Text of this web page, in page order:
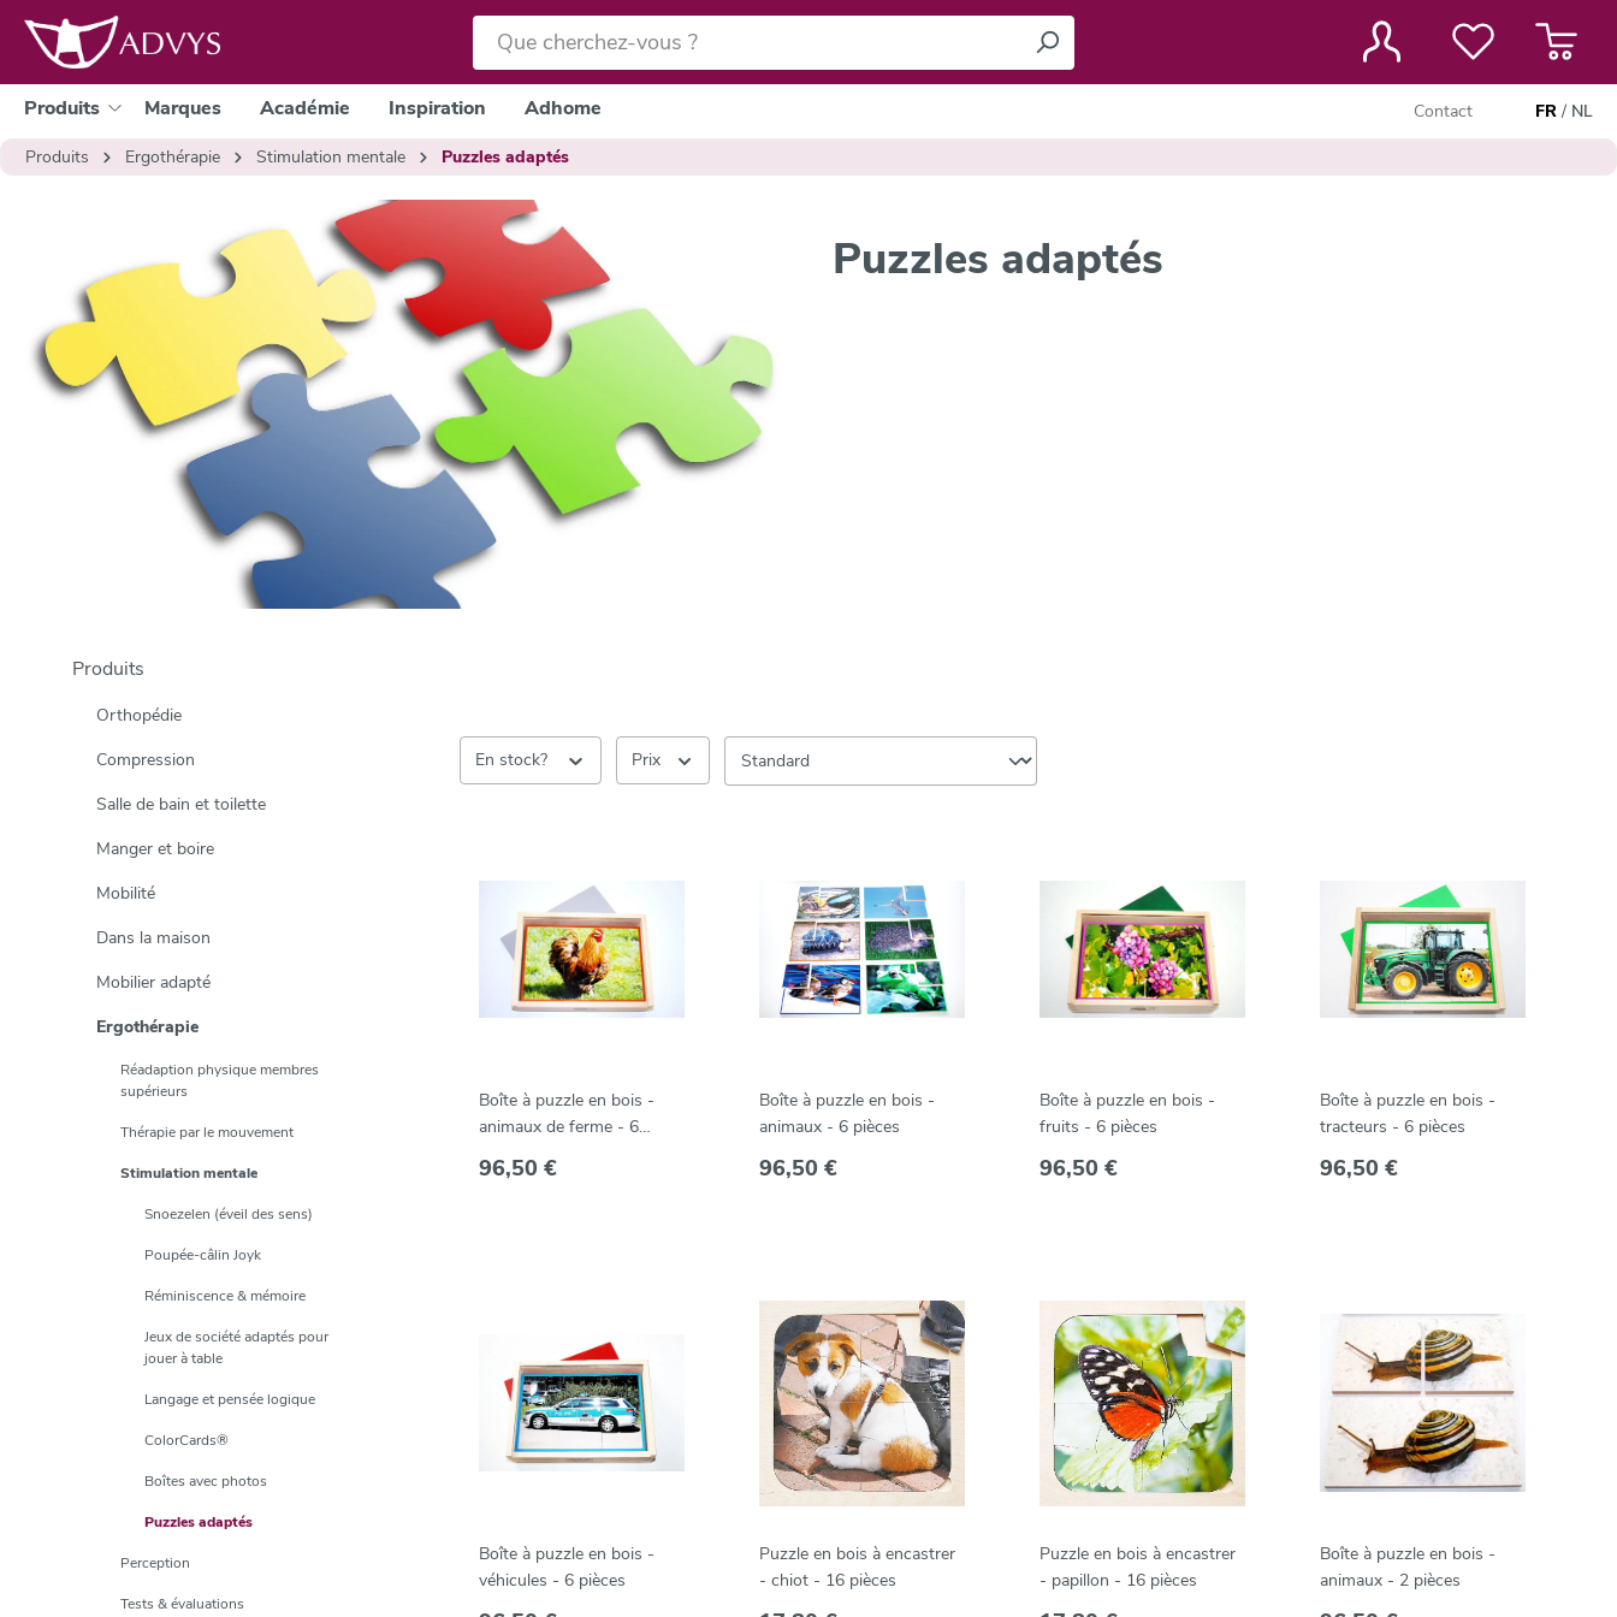
recherche Passer à la navigation principale
Produits Marques Académie Inspiration Adhome Contact FR / NL
Produits
Ergothérapie Stimulation mentale Puzzles adaptés
Puzzles adaptés
Produits
Orthopédie
Compression
Salle de bain et toilette
Manger et boire
Mobilité
Dans la maison
Mobilier adapté
Ergothérapie
Réadaption physique membres
supérieurs
Thérapie par le mouvement
Stimulation mentale
Snoezelen (éveil des sens)
Poupée-câlin Joyk
Réminiscence & mémoire
Jeux de société adaptés pour
jouer à table
Langage et pensée logique
ColorCards®
Boîtes avec photos
Puzzles adaptés
Perception
Tests & évaluations
En stock? Prix
Boîte à puzzle en bois -
animaux de ferme - 6
96,50 €
Boîte à puzzle en bois -
animaux - 6 pièces
96,50 €
Boîte à puzzle en bois -
fruits - 6 pièces
96,50 €
Boîte à puzzle en bois -
tracteurs - 6 pièces
96,50 €
Boîte à puzzle en bois -
véhicules - 6 pièces
Puzzle en bois à encastrer
- chiot - 16 pièces
Puzzle en bois à encastrer
- papillon - 16 pièces
Boîte à puzzle en bois -
animaux - 2 pièces